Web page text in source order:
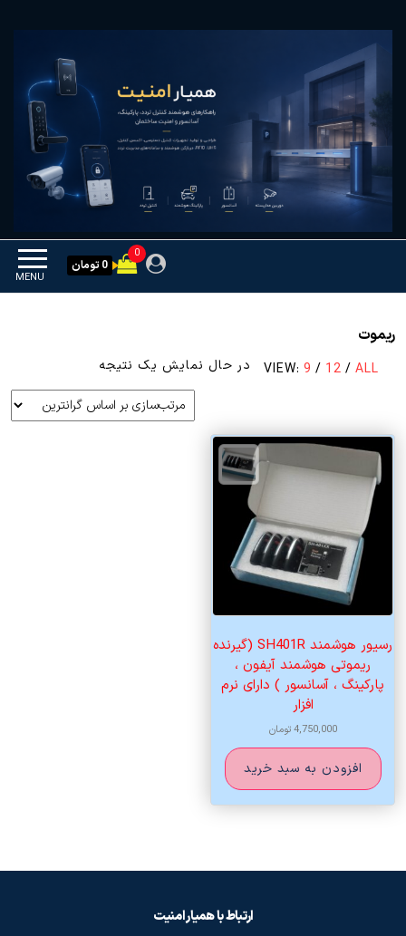
همیار امنیت
MENU
0
0 تومان
ریموت
VIEW: 9 / 12 / ALL در حال نمایش یک نتیجه
رسیور هوشمند SH401R (گیرنده
ریموتی هوشمند آیفون ،
پارکینگ ، آسانسور ) دارای نرم
افزار
4,750,000تومان
افزودن به سبد خرید
ارتباط با همیار امنیت